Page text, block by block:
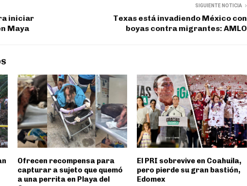
iniciar
Maya
SIGUIENTE NOTICIA
Texas está invadiendo México con
boyas contra migrantes: AMLO
Ofrecen recompensa para
capturar a sujeto que quemó
a una perrita en Playa del
El PRI sobrevive en Coahuila,
pero pierde su gran bastión,
Edomex